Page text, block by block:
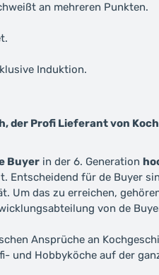
an mehreren Punkten.
Induktion.
der Profi Lieferant von
Buyer in der 6. Generation
Entscheidend für de Buyer
Um das zu erreichen,
von de
Ansprüche an
und Hobbyköche auf der